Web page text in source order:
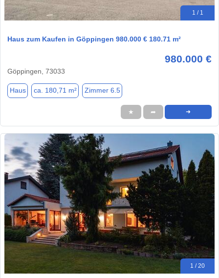
1 / 1
Haus zum Kaufen in Göppingen 980.000 € 180.71 m²
980.000 €
Göppingen, 73033
Haus ca. 180,71 m² Zimmer 6.5
★ ➦ ➜
1 / 20